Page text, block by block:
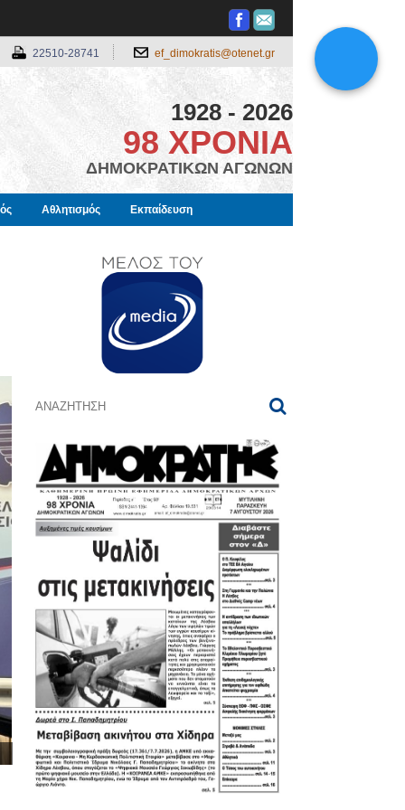
22510-28741 ef_dimokratis@otenet.gr
1928 - 2026
98 ΧΡΟΝΙΑ
ΔΗΜΟΚΡΑΤΙΚΩΝ ΑΓΩΝΩΝ
Αθλητισμός Εκπαίδευση